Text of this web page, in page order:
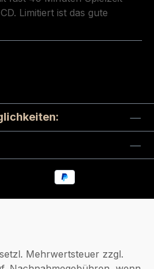
Limitiert ist das gute
Mehrwertsteuer zzgl.